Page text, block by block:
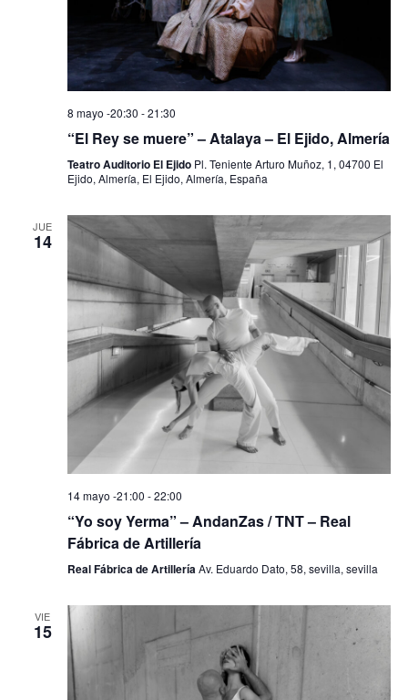
8 mayo -20:30 -21:30
“El Rey se muere” – Atalaya – El Ejido, Almería
Teatro Auditorio El Ejido Pl. Teniente Arturo Muñoz, 1, 04700 El
Ejido, Almería, El Ejido, Almería, España
JUE
14
14 mayo -21:00 -22:00
“Yo soy Yerma” – AndanZas / TNT – Real
Fábrica de Artillería
Real Fábrica de ArtilleríaAv. Eduardo Dato, 58, sevilla, sevilla
VIE
15